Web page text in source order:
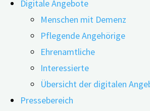
Digitale Angebote
Menschen mit Demenz
Pflegende Angehörige
Ehrenamtliche
Interessierte
Übersicht der digitalen
Pressebereich
abonnieren Sie unseren „Science
wissenschaftliche Informationen
aufbereitet“. Er enthält Neuigkeiten
internationalen Fachliteratur, von
Prävention und zu vermeidbaren
Fragen zum Umgang mit
zu digitalen Angeboten. Regelmäßig